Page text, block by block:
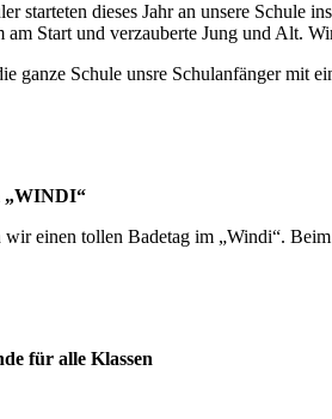
starteten dieses Jahr an unsere Schule
am Start und verzauberte Jung und Alt.
ganze Schule unsre Schulanfänger mit
„WINDI“
wir einen tollen Badetag im „Windi“.
für alle Klassen